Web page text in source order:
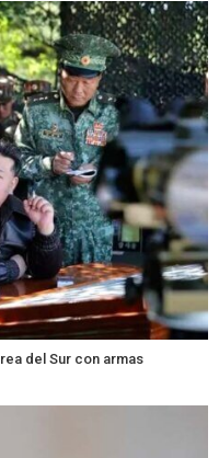
del Sur con armas